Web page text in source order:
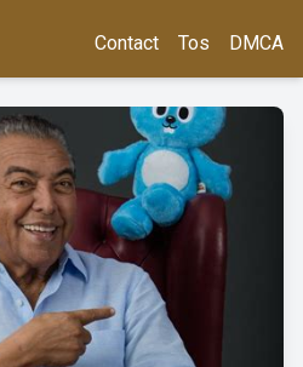
Contact Tos DMCA